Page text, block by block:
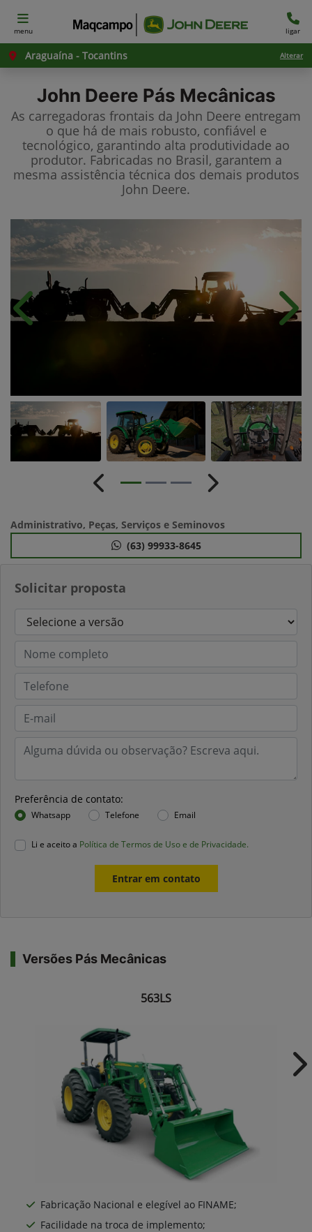
menu ligar
Araguaína - Tocantins Alterar
John Deere Pás Mecânicas
As carregadoras frontais da John Deere entregam
o que há de mais robusto, confiável e
tecnológico, garantindo alta produtividade ao
produtor. Fabricadas no Brasil, garantem a
mesma assistência técnica dos demais produtos
John Deere.
Solicitar proposta
Preferência de contato:
Whatsapp Telefone Email
Li e aceito a Política de Termos de Uso e de Privacidade.
Entrar em contato
Anterior
Anterior Próximo
Administrativo, Peças, Serviços e Seminovos
(63) 99933-8645
Versões Pás Mecânicas
563LS
Fabricação Nacional e elegível ao FINAME;
Facilidade na troca de implemento;